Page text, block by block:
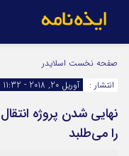
اینستاگرام
سروش
آپارات
رمز عبور
صفحه نخست اسلایدر
انتشار :
آوریل 20, 2018 - 11:32 ق.ظ
نهایی شدن پروژه
را می‌طلبد